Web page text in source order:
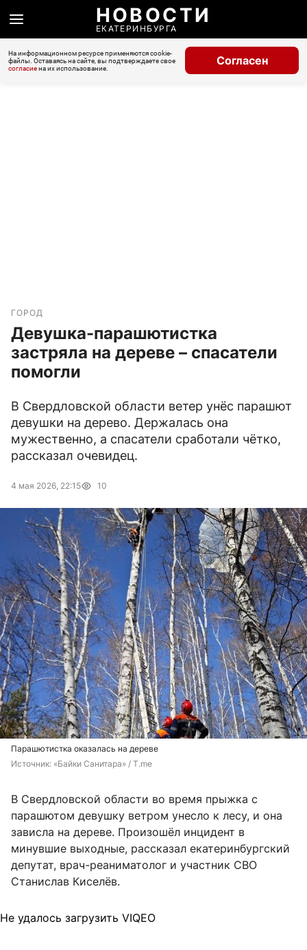
НОВОСТИ
ЕКАТЕРИНБУРГА
На информационном ресурсе применяются cookie-
файлы. Оставаясь на сайте, вы подтверждаете свое
согласиена их использование.
Согласен
ГОРОД
Девушка-парашютистка
застряла на дереве – спасатели
помогли
В Свердловской области ветер унёс парашют
девушки на дерево. Держалась она
мужественно, а спасатели сработали чётко,
рассказал очевидец.
4 мая 2026, 22:15 10
Парашютистка оказалась на дереве
Источник: «Байки Санитара» / T.me
В Свердловской области во время прыжка с
парашютом девушку ветром унесло к лесу, и она
зависла на дереве. Произошёл инцидент в
минувшие выходные, рассказал екатеринбургский
депутат, врач-реаниматолог и участник СВО
Станислав Киселёв.
Не удалось загрузить VIQEO